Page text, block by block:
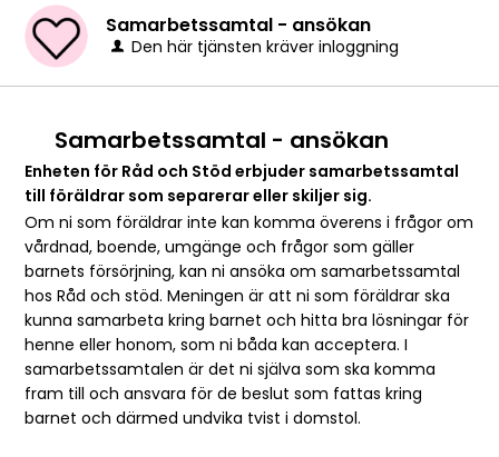
Samarbetssamtal - ansökan
Den här tjänsten kräver inloggning
Samarbetssamtal - ansökan
Enheten för Råd och Stöd erbjuder samarbetssamtal
till föräldrar som separerar eller skiljer sig.
Om ni som föräldrar inte kan komma överens i frågor om
vårdnad, boende, umgänge och frågor som gäller
barnets försörjning, kan ni ansöka om samarbetssamtal
hos Råd och stöd. Meningen är att ni som föräldrar ska
kunna samarbeta kring barnet och hitta bra lösningar för
henne eller honom, som ni båda kan acceptera. I
samarbetssamtalen är det ni själva som ska komma
fram till och ansvara för de beslut som fattas kring
barnet och därmed undvika tvist i domstol.